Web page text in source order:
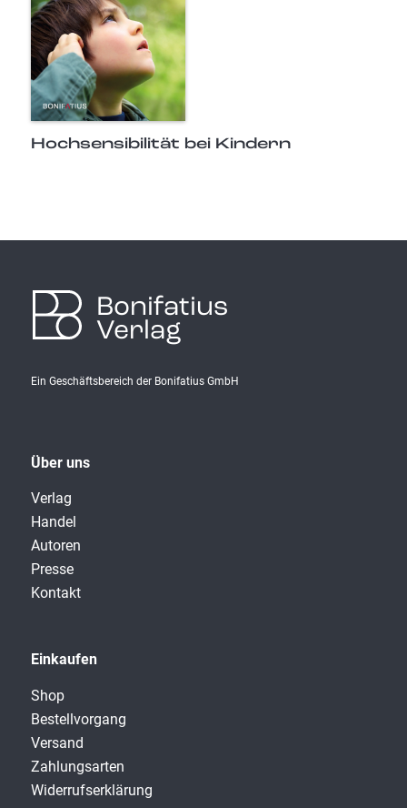
Hochsensibilität bei Kindern
Bonifatius
Verlag
Ein Geschäftsbereich der Bonifatius GmbH
Über uns
Verlag
Handel
Autoren
Presse
Kontakt
Einkaufen
Shop
Bestellvorgang
Versand
Zahlungsarten
Widerrufserklärung